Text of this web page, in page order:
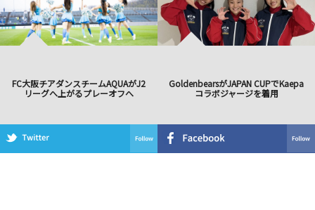
FC大阪チアダンスチームAQUAがJ2
リーグへ上がるプレーオフへ
GoldenbearsがJAPAN CUPでKaepa
コラボジャージを着用